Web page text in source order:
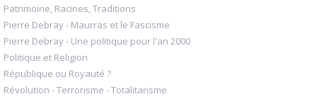
Patrimoine, Racines, Traditions
Pierre Debray - Maurras et le Fascisme
Pierre Debray - Une politique pour l'an 2000
Politique et Religion
République ou Royauté ?
Révolution - Terrorisme - Totalitarisme